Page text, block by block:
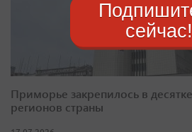
Приморье закрепилось в
регионов страны
сейчас!